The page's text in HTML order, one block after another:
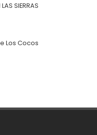
SIERRAS
Los Cocos